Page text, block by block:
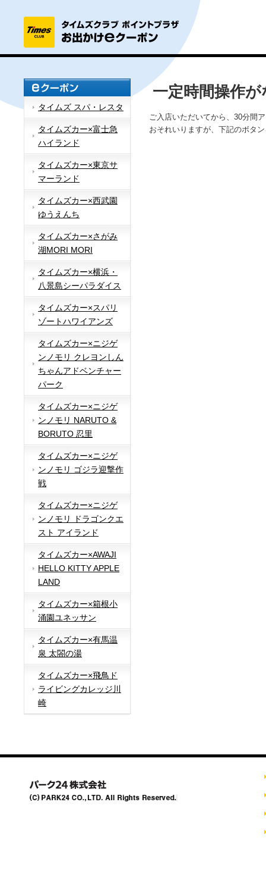
タイムズ スパ・レスタ
タイムズカー×富士急
ハイランド
タイムズカー×東京サ
マーランド
タイムズカー×西武園
ゆうえんち
タイムズカー×さがみ
湖MORI MORI
タイムズカー×横浜・
八景島シーパラダイス
タイムズカー×スパリ
ゾートハワイアンズ
タイムズカー×ニジゲ
ンノモリ クレヨンしん
ちゃんアドベンチャー
パーク
タイムズカー×ニジゲ
ンノモリ NARUTO &
BORUTO 忍里
タイムズカー×ニジゲ
ンノモリ ゴジラ迎撃作
戦
タイムズカー×ニジゲ
ンノモリ ドラゴンクエ
スト アイランド
タイムズカー×AWAJI
HELLO KITTY APPLE
LAND
タイムズカー×箱根小
涌園ユネッサン
タイムズカー×有馬温
泉 太閤の湯
タイムズカー×飛鳥ド
ライビングカレッジ川
崎
一定時間操作
ご入店いただいてから、30分間
おそれいりますが、下記のボタ